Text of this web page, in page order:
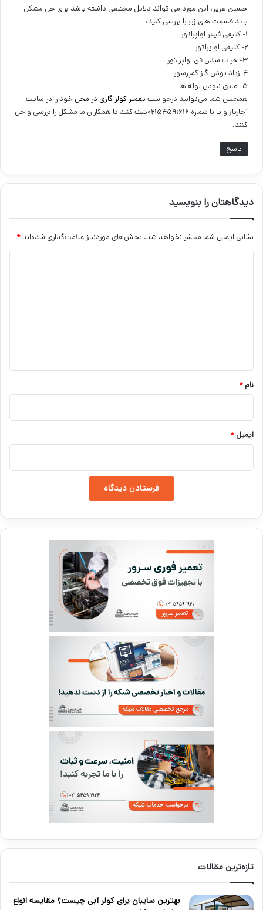
حسین عزیز، این مورد می تواند دلایل مختلفی داشته باشد برای حل مشکل
باید قسمت های زیر را بررسی کنید:
۱- کثیفی فیلتر اواپراتور
۲- کثیفی اواپراتور
۳- خراب شدن فن اواپراتور
۴-زیاد بودن گاز کمپرسور
۵- عایق نبودن لوله ها
همچنین شما می‌توانید درخواست تعمیر کولر گازی در محل خود را در سایت
آچارباز و یا با شماره ۰۲۱۵۴۵۹۱۶۱۶ثبت کنید تا همکاران ما مشکل را بررسی و حل
کنند.
پاسخ
دیدگاهتان را بنویسید
نشانی ایمیل شما منتشر نخواهد شد. بخش‌های موردنیاز علامت‌گذاری شده‌اند *
نام *
ایمیل *
تازه‌ترین مقالات
بهترین سایبان برای کولر آبی چیست؟ مقایسه انواع